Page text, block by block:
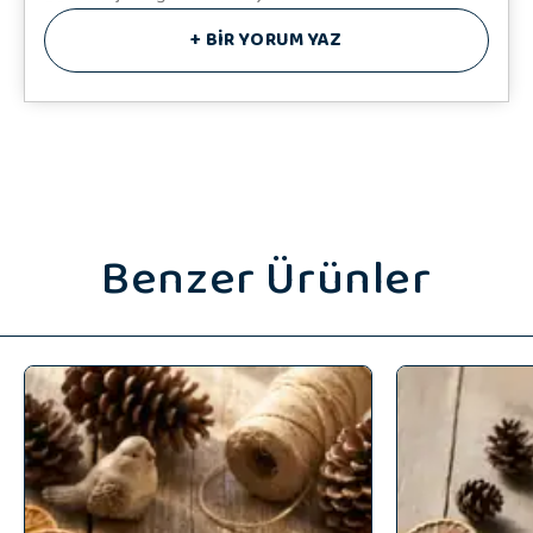
♥️ Hediye Notunuz
+ BİR YORUM YAZ
Benzer Ürünler